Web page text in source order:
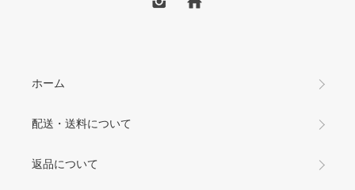
ホーム
配送・送料について
返品について